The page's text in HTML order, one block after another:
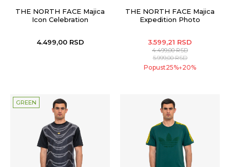
THE NORTH FACE Majica
Icon Celebration
4.499,00 RSD
THE NORTH FACE Majica
Expedition Photo
3.599,21 RSD
4.499,00RSD
5.999,00RSD
Popust25%+20%
GREEN